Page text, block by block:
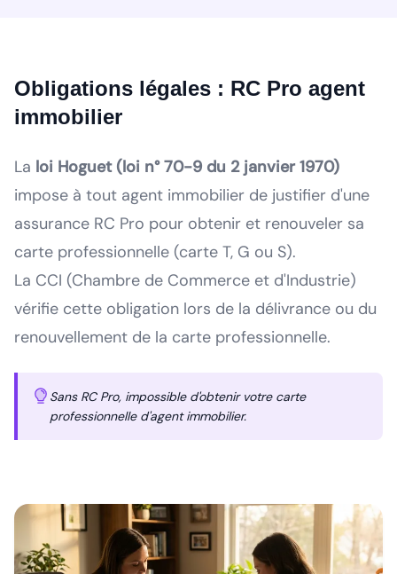
Obligations légales : RC Pro agent
immobilier
La loi Hoguet (loi n° 70-9 du 2 janvier 1970)
impose à tout agent immobilier de justifier d'une
assurance RC Pro pour obtenir et renouveler sa
carte professionnelle (carte T, G ou S).
La CCI (Chambre de Commerce et d'Industrie)
vérifie cette obligation lors de la délivrance ou du
renouvellement de la carte professionnelle.
Sans RC Pro, impossible d'obtenir votre carte
professionnelle d'agent immobilier.